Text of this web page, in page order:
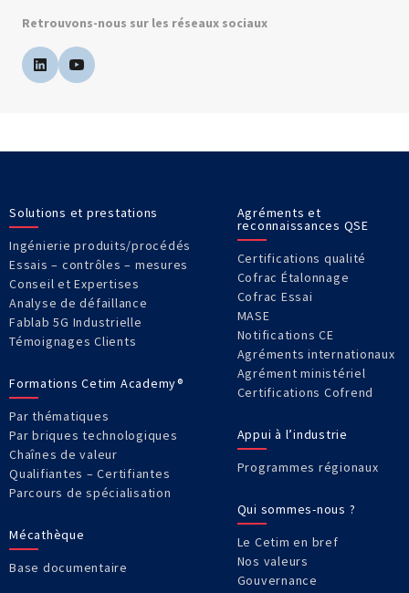
Retrouvons-nous sur les réseaux sociaux
Solutions et prestations
Ingénierie produits/procédés
Essais – contrôles – mesures
Conseil et Expertises
Analyse de défaillance
Fablab 5G Industrielle
Témoignages Clients
Formations Cetim Academy®
Par thématiques
Par briques technologiques
Chaînes de valeur
Qualifiantes – Certifiantes
Parcours de spécialisation
Mécathèque
Base documentaire
Agréments et
reconnaissances QSE
Certifications qualité
Cofrac Étalonnage
Cofrac Essai
MASE
Notifications CE
Agréments internationaux
Agrément ministériel
Certifications Cofrend
Appui à l’industrie
Programmes régionaux
Qui sommes-nous ?
Le Cetim en bref
Nos valeurs
Gouvernance